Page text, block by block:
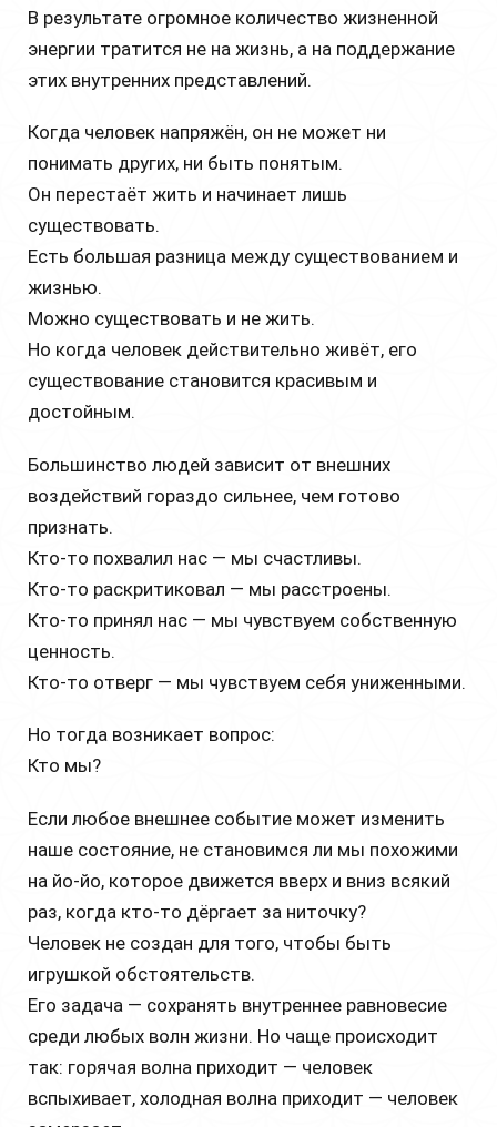
В результате огромное количество жизненной
энергии тратится не на жизнь, а на поддержание
этих внутренних представлений.
Когда человек напряжён, он не может ни
понимать других, ни быть понятым.
Он перестаёт жить и начинает лишь
существовать.
Есть большая разница между существованием и
жизнью.
Можно существовать и не жить.
Но когда человек действительно живёт, его
существование становится красивым и
достойным.
Большинство людей зависит от внешних
воздействий гораздо сильнее, чем готово
признать.
Кто-то похвалил нас — мы счастливы.
Кто-то раскритиковал — мы расстроены.
Кто-то принял нас — мы чувствуем собственную
ценность.
Кто-то отверг — мы чувствуем себя униженными.
Но тогда возникает вопрос:
Кто мы?
Если любое внешнее событие может изменить
наше состояние, не становимся ли мы похожими
на йо-йо, которое движется вверх и вниз всякий
раз, когда кто-то дёргает за ниточку?
Человек не создан для того, чтобы быть
игрушкой обстоятельств.
Его задача — сохранять внутреннее равновесие
среди любых волн жизни. Но чаще происходит
так: горячая волна приходит — человек
вспыхивает, холодная волна приходит — человек